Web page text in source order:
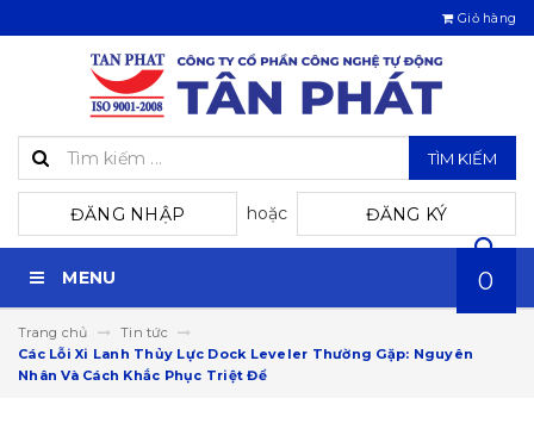
Giỏ hàng
TÌM KIẾM
ĐĂNG NHẬP hoặc ĐĂNG KÝ
MENU 0
Trang chủ
Tin tức
Các Lỗi Xi Lanh Thủy Lực Dock Leveler Thường Gặp: Nguyên
Nhân Và Cách Khắc Phục Triệt Để